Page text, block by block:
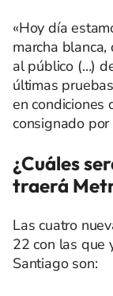
«Hoy día
marcha
al público (…)
últimas
en condiciones
consignado por
¿Cuáles
traerá
Las cuatro
22 con las que
Santiago son: